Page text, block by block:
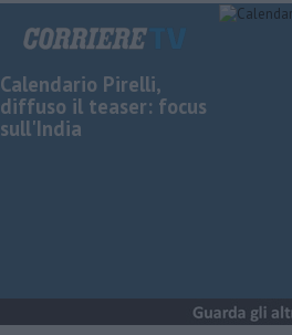
Calendario Pirelli,
diffuso il teaser: focus
sull'India